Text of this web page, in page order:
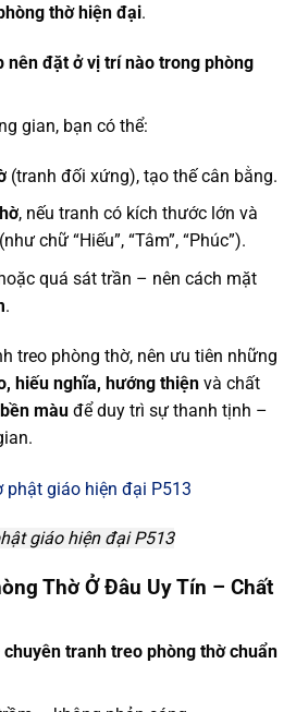
thờ hiện đại.
nên đặt ở vị trí nào trong phòng
gian, bạn có thể:
(tranh đối xứng), tạo thế cân bằng.
, nếu tranh có kích thước lớn và
chữ “Hiếu”, “Tâm”, “Phúc”).
quá sát trần – nên cách mặt
.
treo phòng thờ, nên ưu tiên những
hiếu nghĩa, hướng thiện và chất
màu để duy trì sự thanh tịnh –
giáo hiện đại P513
Thờ Ở Đâu Uy Tín – Chất
tranh treo phòng thờ chuẩn